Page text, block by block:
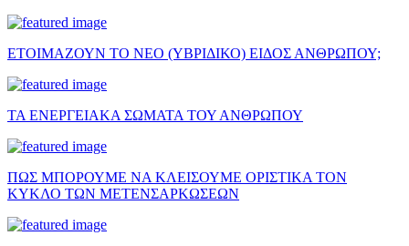
ΕΤΟΙΜΑΖΟΥΝ ΤΟ ΝΕΟ (ΥΒΡΙΔΙΚΟ) ΕΙΔΟΣ ΑΝΘΡΩΠΟΥ;
ΤΑ ΕΝΕΡΓΕΙΑΚΑ ΣΩΜΑΤΑ ΤΟΥ ΑΝΘΡΩΠΟΥ
ΠΩΣ ΜΠΟΡΟΥΜΕ ΝΑ ΚΛΕΙΣΟΥΜΕ ΟΡΙΣΤΙΚΑ ΤΟΝ
ΚΥΚΛΟ ΤΩΝ ΜΕΤΕΝΣΑΡΚΩΣΕΩΝ